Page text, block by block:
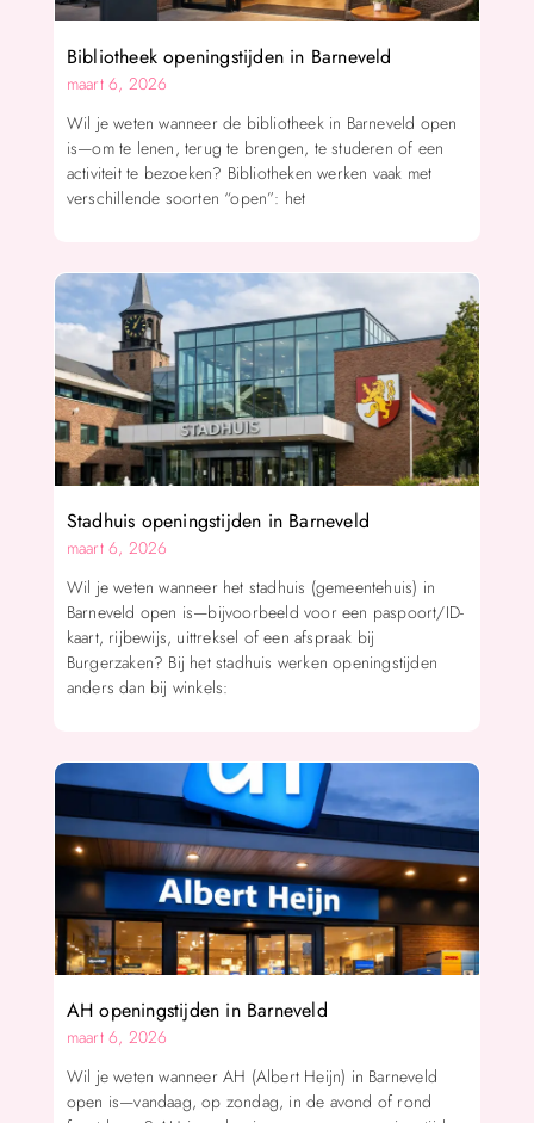
Bibliotheek openingstijden in Barneveld
maart 6, 2026
Wil je weten wanneer de bibliotheek in Barneveld open
is—om te lenen, terug te brengen, te studeren of een
activiteit te bezoeken? Bibliotheken werken vaak met
verschillende soorten “open”: het
Stadhuis openingstijden in Barneveld
maart 6, 2026
Wil je weten wanneer het stadhuis (gemeentehuis) in
Barneveld open is—bijvoorbeeld voor een paspoort/ID-
kaart, rijbewijs, uittreksel of een afspraak bij
Burgerzaken? Bij het stadhuis werken openingstijden
anders dan bij winkels:
AH openingstijden in Barneveld
maart 6, 2026
Wil je weten wanneer AH (Albert Heijn) in Barneveld
open is—vandaag, op zondag, in de avond of rond